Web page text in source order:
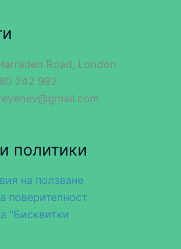
Road, London
242 982
политики
на ползване
поверителност
"Бисквитки